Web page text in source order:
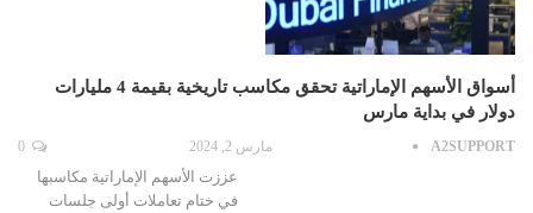
أسواق الأسهم الإماراتية تحقق مكاسب تاريخية بقيمة 4 مليارات
دولار في بداية مارس
A2SUPPORT مارس 2, 2024
عززت الأسهم الإماراتية مكاسبها
في ختام تعاملات أولى جلسات